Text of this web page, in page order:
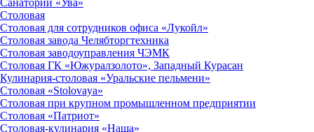
Санаторий «Ува»
Столовая
Столовая для сотрудников офиса «Лукойл»
Столовая завода Челябторгтехника
Столовая заводоуправления ЧЭМК
Столовая ГК «Южуралзолото», Западный Курасан
Кулинария-столовая «Уральские пельмени»
Столовая «Stolovaya»
Столовая при крупном промышленном предприятии
Столовая «Патриот»
Столовая-кулинария «Наша»